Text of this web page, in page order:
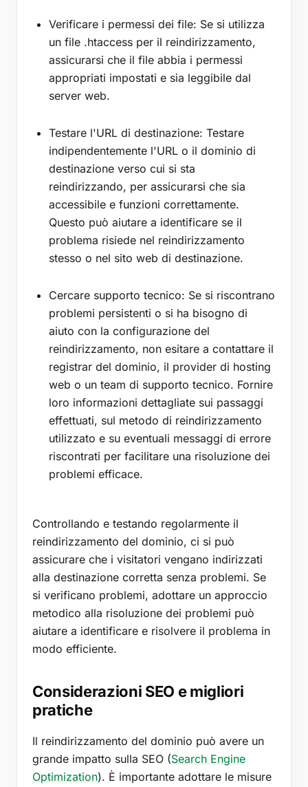
Verificare i permessi dei file: Se si utilizza
un file .htaccess per il reindirizzamento,
assicurarsi che il file abbia i permessi
appropriati impostati e sia leggibile dal
server web.
Testare l'URL di destinazione: Testare
indipendentemente l'URL o il dominio di
destinazione verso cui si sta
reindirizzando, per assicurarsi che sia
accessibile e funzioni correttamente.
Questo può aiutare a identificare se il
problema risiede nel reindirizzamento
stesso o nel sito web di destinazione.
Cercare supporto tecnico: Se si riscontrano
problemi persistenti o si ha bisogno di
aiuto con la configurazione del
reindirizzamento, non esitare a contattare il
registrar del dominio, il provider di hosting
web o un team di supporto tecnico. Fornire
loro informazioni dettagliate sui passaggi
effettuati, sul metodo di reindirizzamento
utilizzato e su eventuali messaggi di errore
riscontrati per facilitare una risoluzione dei
problemi efficace.
Controllando e testando regolarmente il
reindirizzamento del dominio, ci si può
assicurare che i visitatori vengano indirizzati
alla destinazione corretta senza problemi. Se
si verificano problemi, adottare un approccio
metodico alla risoluzione dei problemi può
aiutare a identificare e risolvere il problema in
modo efficiente.
Considerazioni SEO e migliori
pratiche
Il reindirizzamento del dominio può avere un
grande impatto sulla SEO (Search Engine
Optimization). È importante adottare le misure